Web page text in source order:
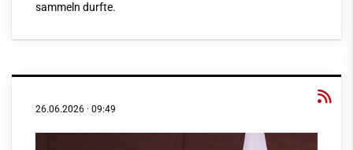
sammeln durfte.
26.06.2026 · 09:49